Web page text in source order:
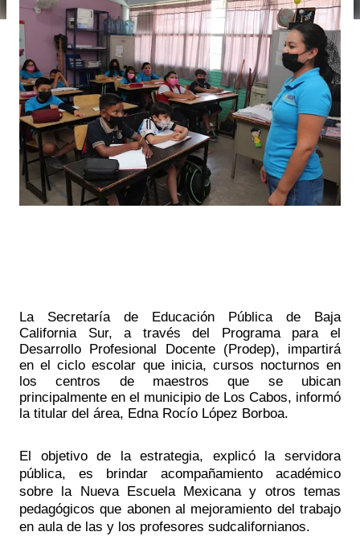
La Secretaría de Educación Pública de Baja
California Sur, a través del Programa para el
Desarrollo Profesional Docente (Prodep), impartirá
en el ciclo escolar que inicia, cursos nocturnos en
los centros de maestros que se ubican
principalmente en el municipio de Los Cabos, informó
la titular del área, Edna Rocío López Borboa.
El objetivo de la estrategia, explicó la servidora
pública, es brindar acompañamiento académico
sobre la Nueva Escuela Mexicana y otros temas
pedagógicos que abonen al mejoramiento del trabajo
en aula de las y los profesores sudcalifornianos.